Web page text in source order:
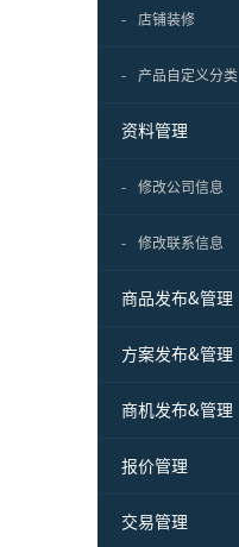
- 店铺装修
- 产品自定义分类
资料管理
- 修改公司信息
- 修改联系信息
商品发布&管理
方案发布&管理
商机发布&管理
报价管理
交易管理